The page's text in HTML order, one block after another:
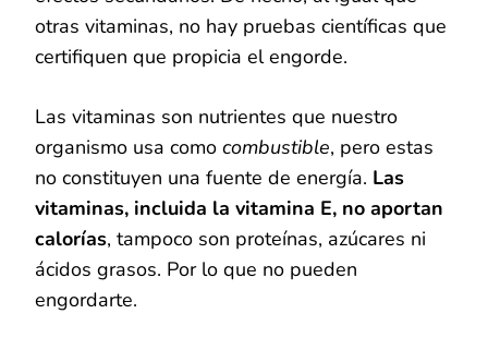
otras vitaminas, no hay pruebas científicas que
certifiquen que propicia el engorde.
Las vitaminas son nutrientes que nuestro
organismo usa como combustible, pero estas
no constituyen una fuente de energía. Las
vitaminas, incluida la vitamina E, no aportan
calorías, tampoco son proteínas, azúcares ni
ácidos grasos. Por lo que no pueden
engordarte.